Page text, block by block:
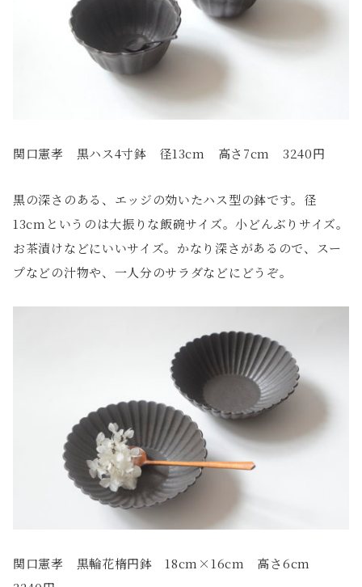
関口憲孝 黒ハス4寸鉢 径13cm 高さ7cm 3240円
黒の深さのある、エッジの効いたハス型の鉢です。径
13cmというのは大振りな飯碗サイズ。小どんぶりサイズ。
お茶漬けなどにいいサイズ。かなり深さがあるので、スー
プなどの汁物や、一人分のサラダなどにどうぞ。
関口憲孝 黒輪花楕円鉢 18cm×16cm 高さ6cm